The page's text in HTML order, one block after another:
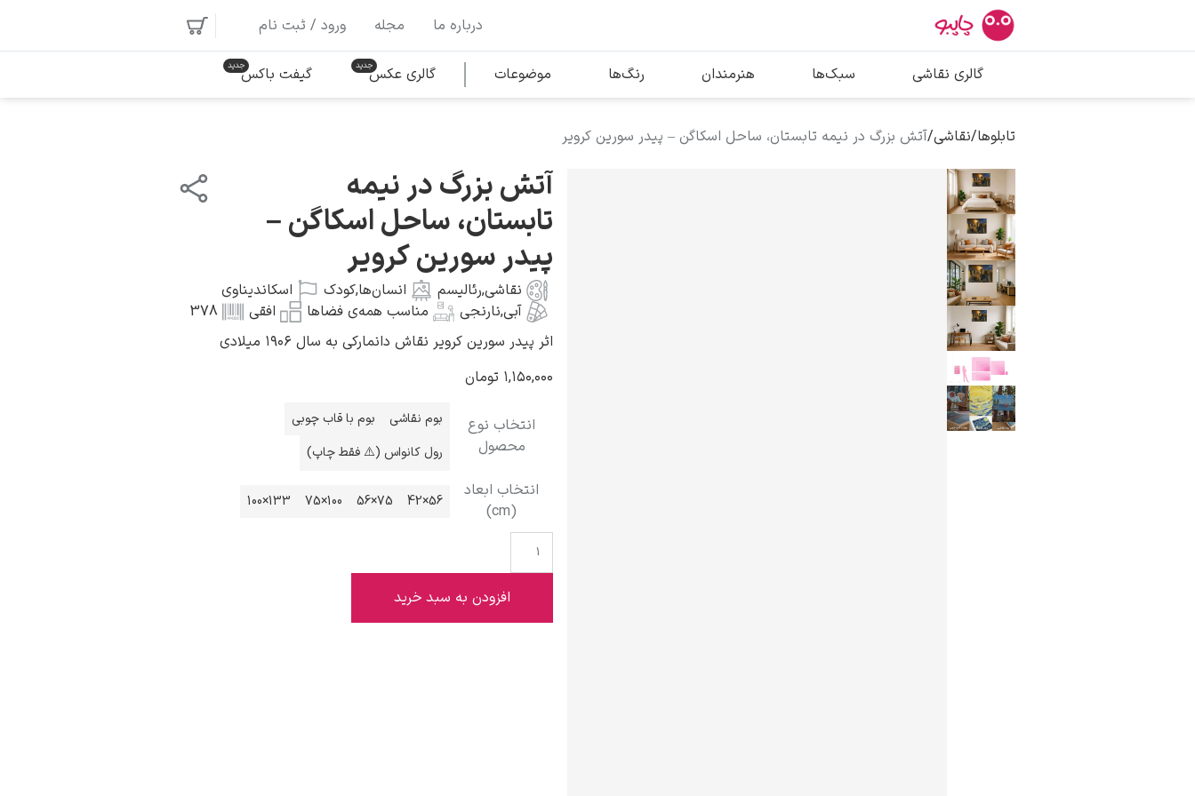
بیشترین جستجوها
پیکاسو
سالوادور دالی
محبوب‌ترین هنرمندان
درباره ما مجله ورود / ثبت نام
گالری نقاشی سبک‌ها هنرمندان رنگ‌ها موضوعات گالری عکس گیفت باکس
تابلوها/نقاشی/آتش بزرگ در نیمه تابستان، ساحل اسکاگن – پیدر سورین کرویر
آتش بزرگ در نیمه
تابستان، ساحل اسکاگن –
پیدر سورین کرویر
نقاشی,رئالیسم انسان‌ها,کودک
اسکاندیناوی
آبی,نارنجی مناسب همه‌ی فضاها افقی
378
اثر پیدر سورین کرویر نقاش دانمارکی به سال ۱۹۰۶ میلادی
۱,۱۵۰,۰۰۰ تومان
انتخاب نوع
محصول
بوم نقاشی
بوم با قاب چوبی
رول کانواس (⚠️ فقط چاپ)
انتخاب ابعاد
(cm)
56×42
75×56
100×75
133×100
افزودن به سبد خرید